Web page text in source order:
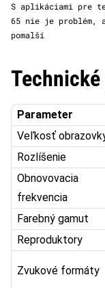
S aplikáciami pre
65 nie je problém,
pomalší
Parameter
Veľkosť
Rozlíšenie
Obnovovacia
frekvencia
Farebný gamut
Reproduktory
Zvukové formáty